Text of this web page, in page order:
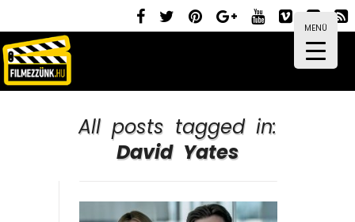
MENÜ
All posts tagged in:
David Yates